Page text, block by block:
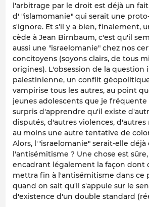
l'arbitrage par le droit est déjà un
d' "islamomanie" qui serait une
s'ignore. Et s'il y a bien, finalement,
cède à Jean Birnbaum, c'est qu'il
aussi une "israelomanie" chez nos
concitoyens (soyons clairs, de tous
origines). L'obsession de la question
palestinienne, un conflit
vampirise tous les autres, au point
jeunes adolescents que je
surpris d'apprendre qu'il existe
disputés, d'autres violences,
au moins une autre tentative de
Alors, l'"israelomanie" serait-elle déjà
l'antisémitisme ? Une chose est
encadrant légalement la façon dont
mettra fin à l'antisémitisme dans ce
quand on sait qu'il s'appuie sur le
d'existence d'un double standard